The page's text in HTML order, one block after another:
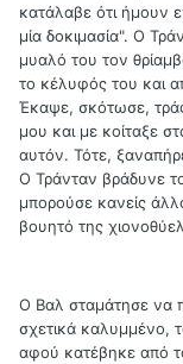
κατάλαβε ότι ήμουν
μία δοκιμασία". Ο
μυαλό του τον
το κέλυφός του και
Έκαψε, σκότωσε,
μου και με κοίταξε
αυτόν. Τότε,
Ο Τράνταν βράδυνε
μπορούσε κανείς
βουητό της
Ο Βαλ σταμάτησε να
σχετικά καλυμμένο,
αφού κατέβηκε από